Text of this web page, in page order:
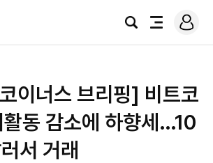
검
전
로
그
이너스 브리핑] 비트코
동 감소에 하향세…10
서 거래